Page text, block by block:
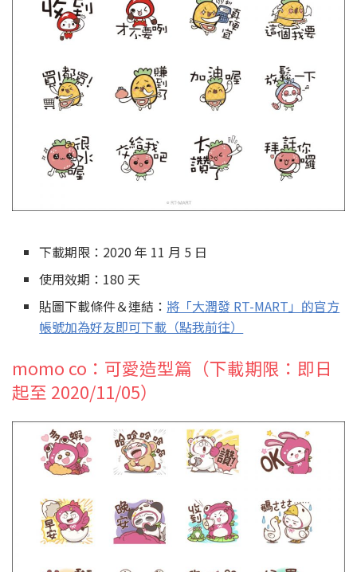
下載期限：2020 年 11 月 5 日
使用效期：180 天
貼圖下載條件＆連結： 將「大潤發 RT-MART」的官方
帳號加為好友即可下載（點我前往）
momo co：可愛造型篇（下載期限：即日
起至 2020/11/05）